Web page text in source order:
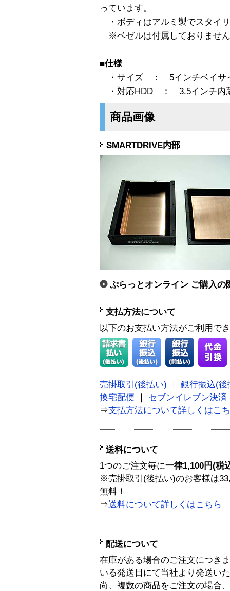
っています。
・ボディはアルミ製でスタイ
※ベゼルは付属しておりませ
■仕様
・サイズ ： 5インチベイサ
・対応HDD ： 3.5インチ内
商品画像
SMARTDRIVE内部
ぷらっとオンライン ご購入の
支払方法について
以下のお支払い方法がご利用で
売掛取引(後払い) ｜ 銀行振込(後
換宅配便 ｜ セブンイレブン決済
⇒支払方法について詳しくはこ
送料について
1つのご注文毎に一律1,100円(税
※売掛取引(後払い)のお客様は
無料！
⇒送料について詳しくはこちら
配送について
在庫がある場合のご注文につき
いる発送日にて当社より発送い
尚、複数の商品をご注文の場合